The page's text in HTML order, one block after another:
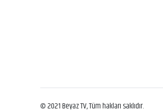
© 2021 Beyaz TV, Tüm hakları saklıdır.